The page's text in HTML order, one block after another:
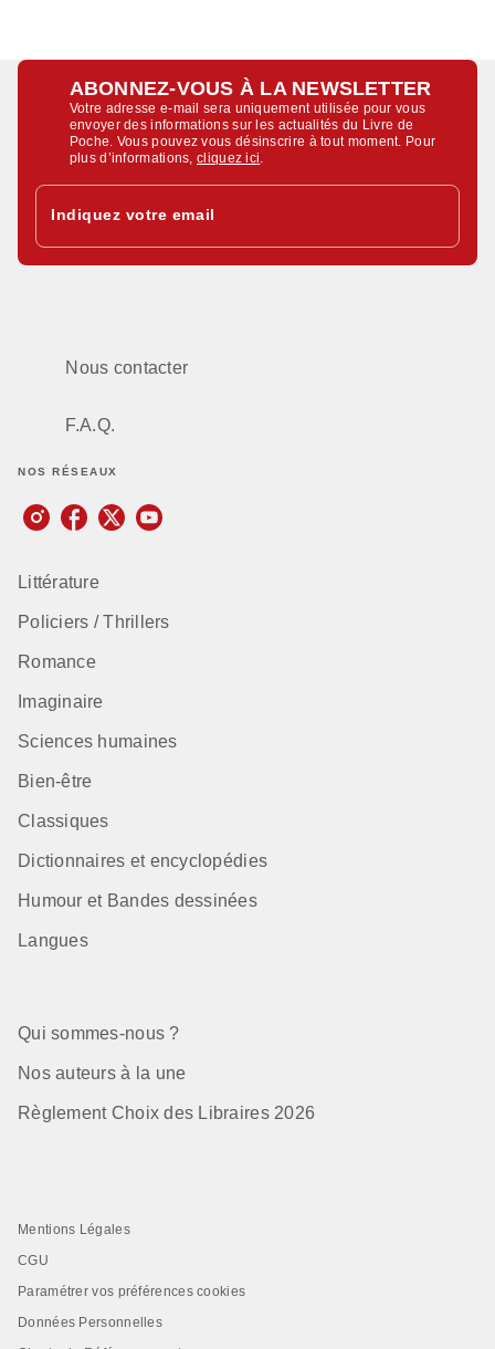
ABONNEZ-VOUS À LA NEWSLETTER
Votre adresse e-mail sera uniquement utilisée pour vous
envoyer des informations sur les actualités du Livre de
Poche. Vous pouvez vous désinscrire à tout moment. Pour
plus d’informations,cliquez ici
Indiquez votre email
Nous contacter
F.A.Q.
NOS RÉSEAUX
Littérature
Policiers / Thrillers
Romance
Imaginaire
Sciences humaines
Bien-être
Classiques
Dictionnaires et encyclopédies
Humour et Bandes dessinées
Langues
Qui sommes-nous ?
Nos auteurs à la une
Règlement Choix des Libraires 2026
Mentions Légales
CGU
Paramétrer vos préférences cookies
Données Personnelles